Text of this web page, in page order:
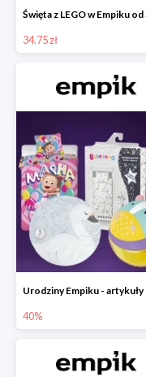
34.75 zł
40%